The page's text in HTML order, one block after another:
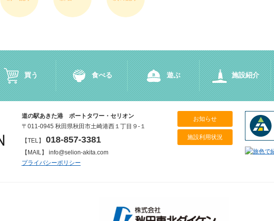
買う 食べる 遊ぶ 施設紹介
道の駅あきた港 ポートタワー・セリオン
〒011-0945 秋田県秋田市土崎港西１丁目９-１
【TEL】 018-857-3381
【MAIL】 info@selion-akita.com
プライバシーポリシー
お知らせ
施設利用状況